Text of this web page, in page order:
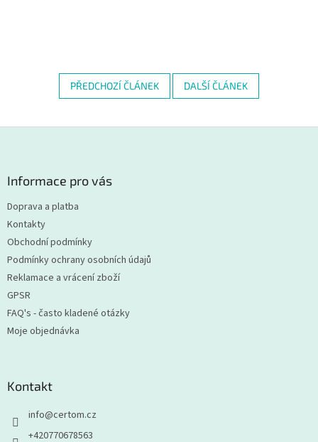
PŘEDCHOZÍ ČLÁNEK DALŠÍ ČLÁNEK
Informace pro vás
Doprava a platba
Kontakty
Obchodní podmínky
Podmínky ochrany osobních údajů
Reklamace a vrácení zboží
GPSR
FAQ's - často kladené otázky
Moje objednávka
Kontakt
info@certom.cz
+420770678563